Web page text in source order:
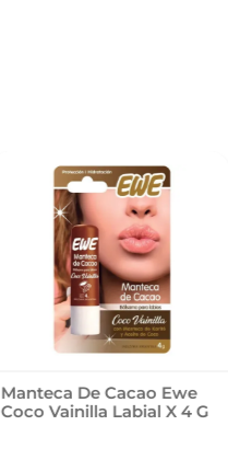
Manteca De Cacao Ewe
Coco Vainilla Labial X 4 G